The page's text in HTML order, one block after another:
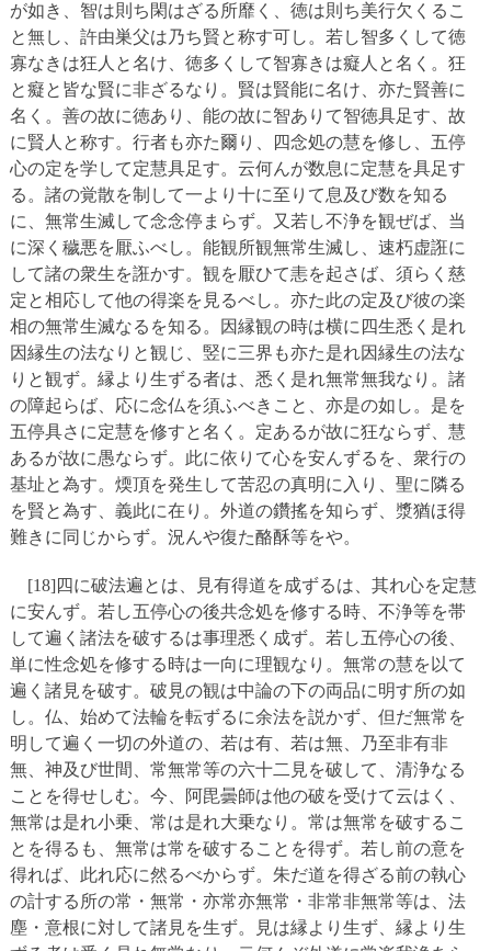
が如き、智は則ち閑はざる所靡く、徳は則ち美行欠くるこ
と無し、許由巣父は乃ち賢と称す可し。若し智多くして徳
寡なきは狂人と名け、徳多くして智寡きは癡人と名く。狂
と癡と皆な賢に非ざるなり。賢は賢能に名け、亦た賢善に
名く。善の故に徳あり、能の故に智ありて智徳具足す、故
に賢人と称す。行者も亦た爾り、四念処の慧を修し、五停
心の定を学して定慧具足す。云何んが数息に定慧を具足す
る。諸の覚散を制して一より十に至りて息及び数を知る
に、無常生滅して念念停まらず。又若し不浄を観ぜば、当
に深く穢悪を厭ふべし。能観所観無常生滅し、速朽虚誑に
して諸の衆生を誑かす。観を厭ひて恚を起さば、須らく慈
定と相応して他の得楽を見るべし。亦た此の定及び彼の楽
相の無常生滅なるを知る。因縁観の時は横に四生悉く是れ
因縁生の法なりと観じ、竪に三界も亦た是れ因縁生の法な
りと観ず。縁より生ずる者は、悉く是れ無常無我なり。諸
の障起らば、応に念仏を須ふべきこと、亦是の如し。是を
五停具さに定慧を修すと名く。定あるが故に狂ならず、慧
あるが故に愚ならず。此に依りて心を安んずるを、衆行の
基址と為す。煗頂を発生して苦忍の真明に入り、聖に隣る
を賢と為す、義此に在り。外道の鑽搖を知らず、漿猶ほ得
難きに同じからず。況んや復た酪酥等をや。
[18]四に破法遍とは、見有得道を成ずるは、其れ心を定慧
に安んず。若し五停心の後共念処を修する時、不浄等を帯
して遍く諸法を破するは事理悉く成ず。若し五停心の後、
単に性念処を修する時は一向に理観なり。無常の慧を以て
遍く諸見を破す。破見の観は中論の下の両品に明す所の如
し。仏、始めて法輪を転ずるに余法を説かず、但だ無常を
明して遍く一切の外道の、若は有、若は無、乃至非有非
無、神及び世間、常無常等の六十二見を破して、清浄なる
ことを得せしむ。今、阿毘曇師は他の破を受けて云はく、
無常は是れ小乗、常は是れ大乗なり。常は無常を破するこ
とを得るも、無常は常を破することを得ず。若し前の意を
得れば、此れ応に然るべからず。朱だ道を得ざる前の執心
の計する所の常・無常・亦常亦無常・非常非無常等は、法
塵・意根に対して諸見を生ず。見は縁より生ず、縁より生